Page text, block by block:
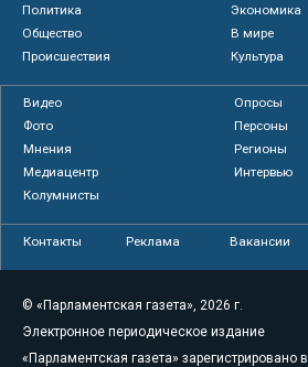
Политика
Экономика
Общество
В мире
Происшествия
Культура
Видео
Опросы
Фото
Персоны
Мнения
Регионы
Медиацентр
Интервью
Колумнисты
Контакты Реклама Вакансии
© «Парламентская газета», 2026 г.
Электронное периодическое издание
«Парламентская газета» зарегистрировано в